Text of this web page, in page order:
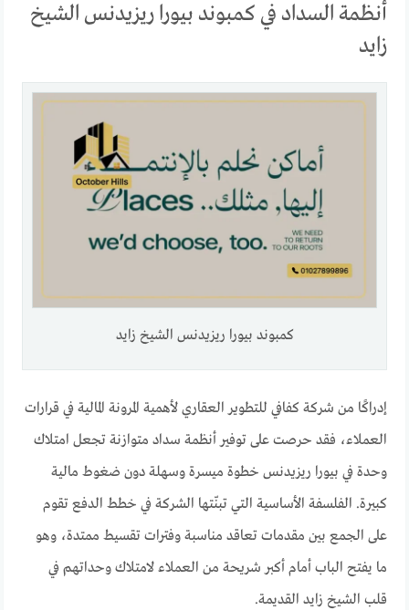
أنظمة السداد في كمبوند بيورا ريزيدنس الشيخ
زايد
كمبوند بيورا ريزيدنس الشيخ زايد
إدراكًا من شركة كفافي للتطوير العقاري لأهمية المرونة المالية في قرارات
العملاء، فقد حرصت على توفير أنظمة سداد متوازنة تجعل امتلاك
وحدة في بيورا ريزيدنس خطوة ميسرة وسهلة دون ضغوط مالية
كبيرة. الفلسفة الأساسية التي تبنّتها الشركة في خطط الدفع تقوم
على الجمع بين مقدمات تعاقد مناسبة وفترات تقسيط ممتدة، وهو
ما يفتح الباب أمام أكبر شريحة من العملاء لامتلاك وحداتهم في
قلب الشيخ زايد القديمة.